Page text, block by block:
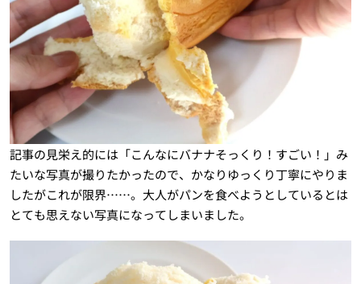
記事の見栄え的には「こんなにバナナそっくり！すごい！」み
たいな写真が撮りたかったので、かなりゆっくり丁寧にやりま
したがこれが限界……。大人がパンを食べようとしているとは
とても思えない写真になってしまいました。